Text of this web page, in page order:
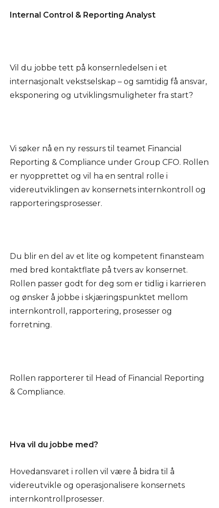
Internal Control & Reporting Analyst
Vil du jobbe tett på konsernledelsen i et
internasjonalt vekstselskap – og samtidig få ansvar,
eksponering og utviklingsmuligheter fra start?
Vi søker nå en ny ressurs til teamet Financial
Reporting & Compliance under Group CFO. Rollen
er nyopprettet og vil ha en sentral rolle i
videreutviklingen av konsernets internkontroll og
rapporteringsprosesser.
Du blir en del av et lite og kompetent finansteam
med bred kontaktflate på tvers av konsernet.
Rollen passer godt for deg som er tidlig i karrieren
og ønsker å jobbe i skjæringspunktet mellom
internkontroll, rapportering, prosesser og
forretning.
Rollen rapporterer til Head of Financial Reporting
& Compliance.
Hva vil du jobbe med?
Hovedansvaret i rollen vil være å bidra til å
videreutvikle og operasjonalisere konsernets
internkontrollprosesser.